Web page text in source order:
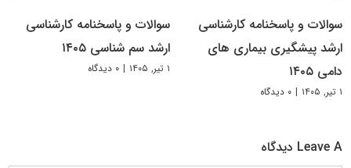
سوالات و پاسخنامه کارشناسی
ارشد پیشگیری بیماری های
دامی ۱۴۰۵
۱ تیر, ۱۴۰۵ | ۰ دیدگاه
سوالات و پاسخنامه کارشناسی
ارشد سم شناسی ۱۴۰۵
۱ تیر, ۱۴۰۵ | ۰ دیدگاه
Leave A دیدگاه